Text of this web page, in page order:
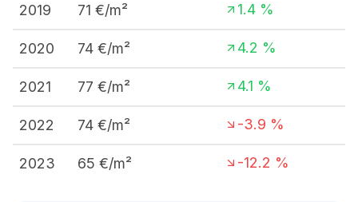
2019 71 €/m² 1.4 %
2020 74 €/m² 4.2 %
2021 77 €/m² 4.1 %
2022 74 €/m² -3.9 %
2023 65 €/m² -12.2 %